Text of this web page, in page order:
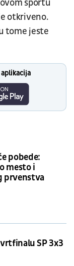
sportu
otkriveno.
tome jeste
pobede:
mesto i
prvenstva
SP 3x3